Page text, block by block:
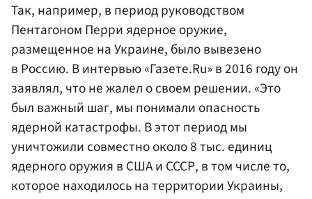
Так, например, в период руководством
Пентагоном Перри ядерное оружие,
размещенное на Украине, было вывезено
в Россию. В интервью «Газете.Ru» в 2016 году он
заявлял, что не жалел о своем решении. «Это
был важный шаг, мы понимали опасность
ядерной катастрофы. В этот период мы
уничтожили совместно около 8 тыс. единиц
ядерного оружия в США и СССР, в том числе то,
которое находилось на территории Украины,